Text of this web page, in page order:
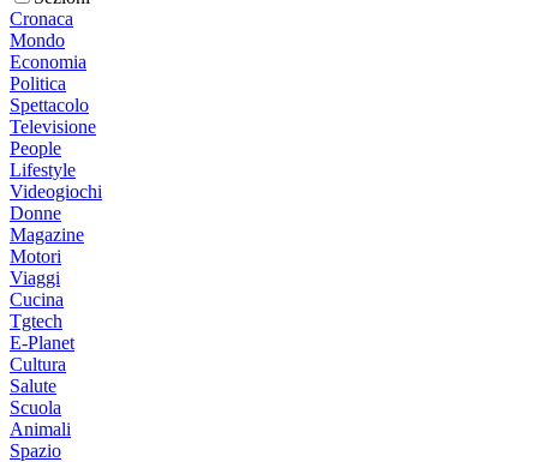
Cronaca
Mondo
Economia
Politica
Spettacolo
Televisione
People
Lifestyle
Videogiochi
Donne
Magazine
Motori
Viaggi
Cucina
Tgtech
E-Planet
Cultura
Salute
Scuola
Animali
Spazio